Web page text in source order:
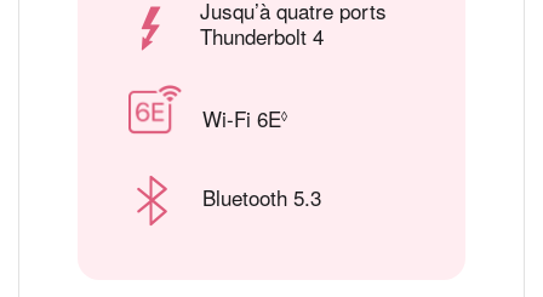
Jusqu’à quatre ports
Thunderbolt 4
Wi-Fi 6E◊
Bluetooth 5.3